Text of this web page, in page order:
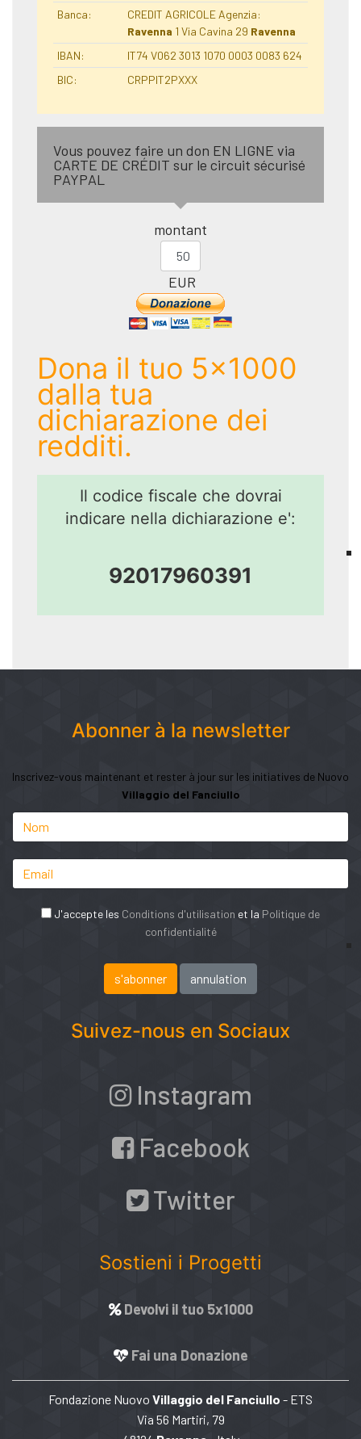
Banca:
CREDIT AGRICOLE Agenzia:
Ravenna 1 Via Cavina 29 Ravenna
IBAN:
IT74 V062 3013 1070 0003 0083 624
BIC:
CRPPIT2PXXX
Vous pouvez faire un don EN LIGNE via
CARTE DE CRÉDIT sur le circuit sécurisé
PAYPAL
montant
EUR
Dona il tuo 5x1000
dalla tua
dichiarazione dei
redditi.
Il codice fiscale che dovrai
indicare nella dichiarazione e':
92017960391
Abonner à la newsletter
Inscrivez-vous maintenant et rester à jour sur les initiatives de Nuovo
Villaggio del Fanciullo
J'accepte les Conditions d'utilisation et la Politique de
confidentialité
Suivez-nous en Sociaux
Instagram
Facebook
Twitter
Sostieni i Progetti
Devolvi il tuo 5x1000
Fai una Donazione
Fondazione Nuovo Villaggio del Fanciullo - ETS
Via 56 Martiri, 79